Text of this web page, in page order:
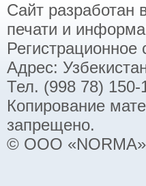
Сайт разработан
печати и
Адрес:
Тел. (998 78) 150-
Копирование
запрещено.
© ООО